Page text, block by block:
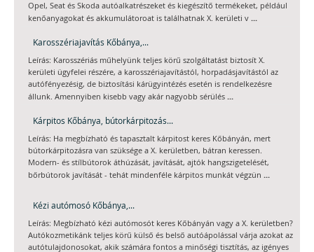
Opel, Seat és Skoda autóalkatrészeket és kiegészítő termékeket, például
kenőanyagokat és akkumulátoroat is találhatnak X. kerületi v ...
Karosszériajavítás Kőbánya,...
Leírás: Karosszériás műhelyünk teljes körű szolgáltatást biztosít X.
kerületi ügyfelei részére, a karosszériajavítástól, horpadásjavítástól az
autófényezésig, de biztosítási kárügyintézés esetén is rendelkezésre
állunk. Amennyiben kisebb vagy akár nagyobb sérülés ...
Kárpitos Kőbánya, bútorkárpitozás...
Leírás: Ha megbízható és tapasztalt kárpitost keres Kőbányán, mert
bútorkárpitozásra van szüksége a X. kerületben, bátran keressen.
Modern- és stílbútorok áthúzását, javítását, ajtók hangszigetelését,
bőrbútorok javítását - tehát mindenféle kárpitos munkát végzün ...
Kézi autómosó Kőbánya,...
Leírás: Megbízható kézi autómosót keres Kőbányán vagy a X. kerületben?
Autókozmetikánk teljes körű külső és belső autóápolással várja azokat az
autótulajdonosokat, akik számára fontos a minőségi tisztítás, az igényes